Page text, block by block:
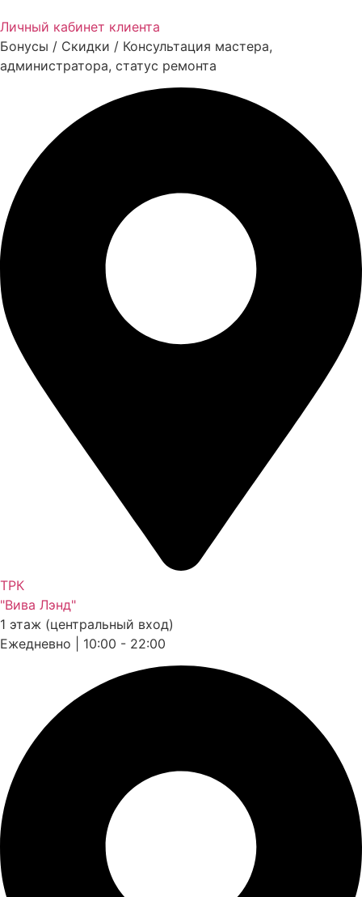
Личный кабинет клиента
Бонусы / Скидки / Консультация мастера,
администратора, статус ремонта
ТРК
"Вива Лэнд"
1 этаж (центральный вход)
Ежедневно | 10:00 - 22:00